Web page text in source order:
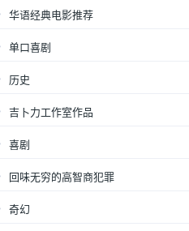
华语经典电影推荐
单口喜剧
历史
吉卜力工作室作品
喜剧
回味无穷的高智商犯罪
奇幻